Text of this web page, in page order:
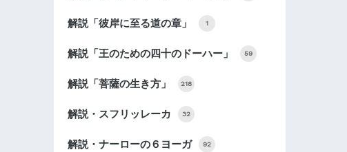
解説「彼岸に至る道の章」 1
解説「王のための四十のドーハー」 59
解説「菩薩の生き方」 218
解説・スフリッレーカ 32
解説・ナーローの６ヨーガ 92